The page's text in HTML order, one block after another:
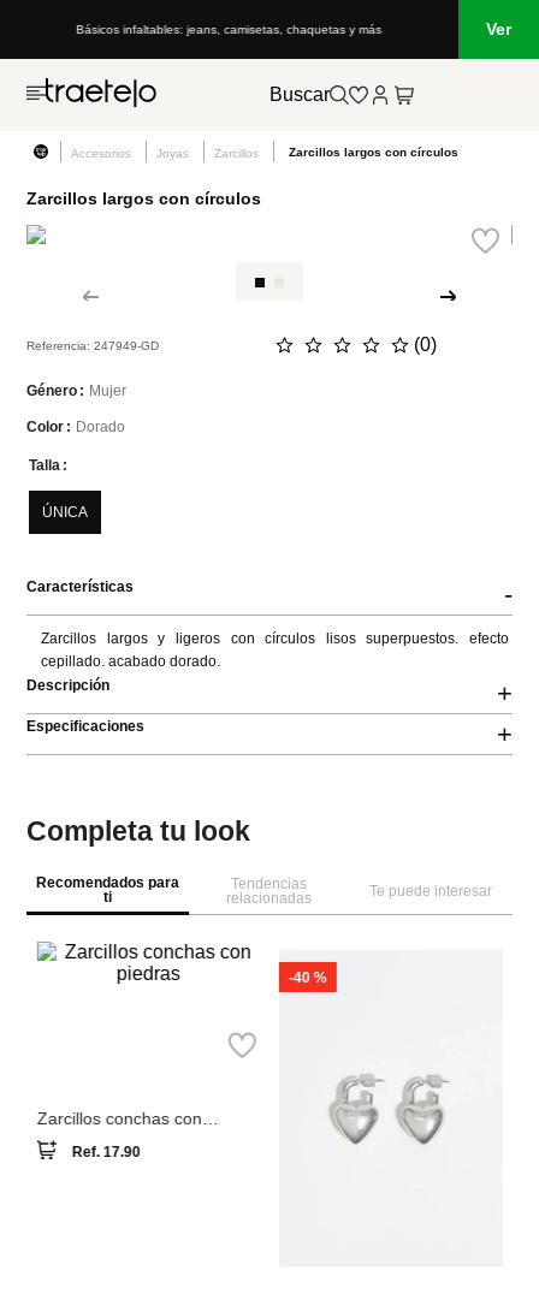
Básicos infaltables: jeans, camisetas, chaquetas y más Ver
Buscar
Accesorios Joyas Zarcillos Zarcillos largos con círculos
Zarcillos largos con círculos
Referencia:247949-GD ☆ ☆ ☆ ☆ ☆ (0)
Género Mujer
Color Dorado
Talla
ÚNICA
Características -
Zarcillos largos y ligeros con círculos lisos superpuestos. efecto
cepillado. acabado dorado.
Descripción
+
Especificaciones +
Completa tu look
Recomendados para
ti
Tendencias
relacionadas
Te puede interesar
Zarcillos conchas con
piedras
Ref.17.90
-40 %